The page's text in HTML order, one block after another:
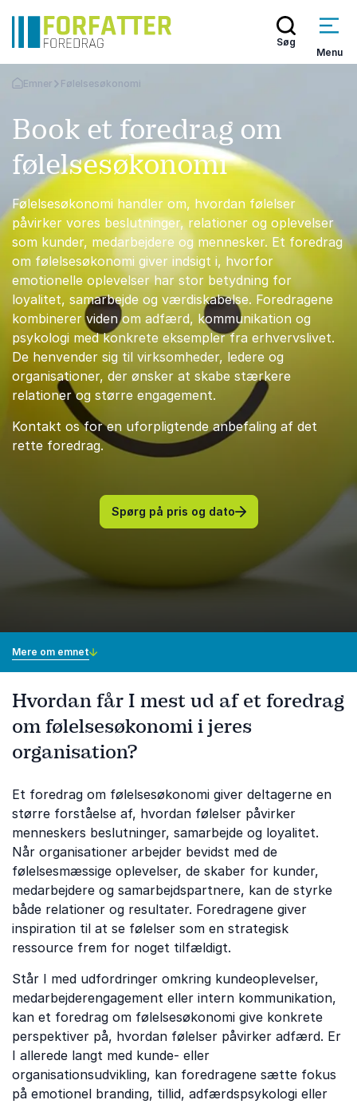
Søg
Menu
Tilbage til forsiden
Emner Følelsesøkonomi
Book et foredrag om
følelsesøkonomi
Følelsesøkonomi handler om, hvordan følelser
påvirker vores beslutninger, relationer og oplevelser
som kunder, medarbejdere og mennesker. Et foredrag
om følelsesøkonomi giver indsigt i, hvorfor
emotionelle oplevelser har stor betydning for
loyalitet, samarbejde og værdiskabelse. Foredragene
kombinerer viden om adfærd, kommunikation og
psykologi med konkrete eksempler fra erhvervslivet.
De henvender sig til virksomheder, ledere og
organisationer, der ønsker at skabe stærkere
relationer og større engagement.
Kontakt os for en uforpligtende anbefaling af det
rette foredrag.
Spørg på pris og dato
Mere om emnet
Hvordan får I mest ud af et foredrag
om følelsesøkonomi i jeres
organisation?
Et foredrag om følelsesøkonomi giver deltagerne en
større forståelse af, hvordan følelser påvirker
menneskers beslutninger, samarbejde og loyalitet.
Når organisationer arbejder bevidst med de
følelsesmæssige oplevelser, de skaber for kunder,
medarbejdere og samarbejdspartnere, kan de styrke
både relationer og resultater. Foredragene giver
inspiration til at se følelser som en strategisk
ressource frem for noget tilfældigt.
Står I med udfordringer omkring kundeoplevelser,
medarbejderengagement eller intern kommunikation,
kan et foredrag om følelsesøkonomi give konkrete
perspektiver på, hvordan følelser påvirker adfærd. Er
I allerede langt med kunde- eller
organisationsudvikling, kan foredragene sætte fokus
på emotionel branding, tillid, adfærdspsykologi eller